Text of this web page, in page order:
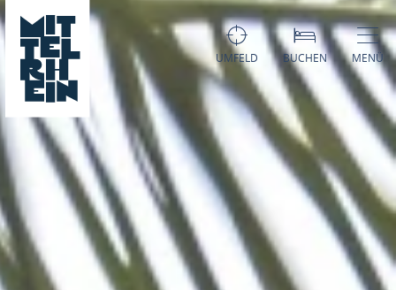
UMFELD BUCHEN MENÜ